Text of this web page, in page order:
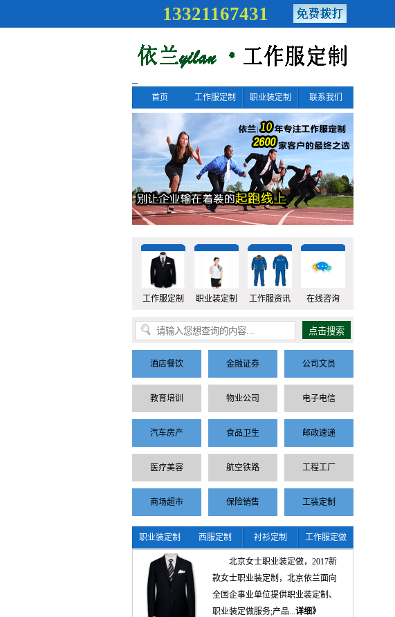
13321167431
首页 工作服定制 职业装定制 联系我们
工作服定制 职业装定制 工作服资讯 在线咨询
酒店餐饮 金融证券 公司文员
教育培训 物业公司 电子电信
汽车房产 食品卫生 邮政速递
医疗美容 航空铁路 工程工厂
商场超市 保险销售 工装定制
职业装定制 西服定制 衬衫定制 工作服定做
北京女士职业装定做，2017新
款女士职业装定制，北京依兰面向
全国企事业单位提供职业装定制、
职业装定做服务;产品...详细》